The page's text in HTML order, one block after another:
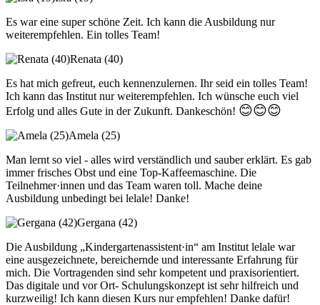
Es war eine super schöne Zeit. Ich kann die Ausbildung nur
weiterempfehlen. Ein tolles Team!
Renata (40)
Es hat mich gefreut, euch kennenzulernen. Ihr seid ein tolles Team!
Ich kann das Institut nur weiterempfehlen. Ich wünsche euch viel
Erfolg und alles Gute in der Zukunft. Dankeschön! 😊😊😊
Amela (25)
Man lernt so viel - alles wird verständlich und sauber erklärt. Es gab
immer frisches Obst und eine Top-Kaffeemaschine. Die
Teilnehmer·innen und das Team waren toll. Mache deine
Ausbildung unbedingt bei lelale! Danke!
Gergana (42)
Die Ausbildung „Kindergartenassistent·in“ am Institut lelale war
eine ausgezeichnete, bereichernde und interessante Erfahrung für
mich. Die Vortragenden sind sehr kompetent und praxisorientiert.
Das digitale und vor Ort- Schulungskonzept ist sehr hilfreich und
kurzweilig! Ich kann diesen Kurs nur empfehlen! Danke dafür!